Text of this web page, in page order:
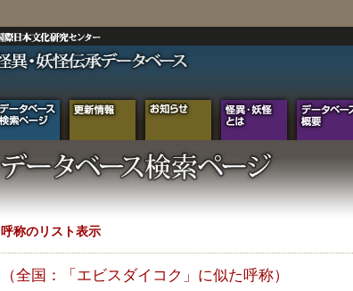
呼称のリスト表示
（全国：「エビスダイコク」に似た呼称）